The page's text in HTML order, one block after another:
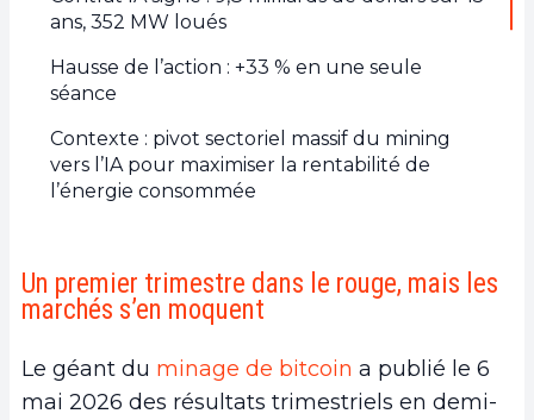
ans, 352 MW loués
Hausse de l’action : +33 % en une seule
séance
Contexte : pivot sectoriel massif du mining
vers l’IA pour maximiser la rentabilité de
l’énergie consommée
Un premier trimestre dans le rouge, mais les
marchés s’en moquent
Le géant du minage de bitcoin a publié le 6
mai 2026 des résultats trimestriels en demi-